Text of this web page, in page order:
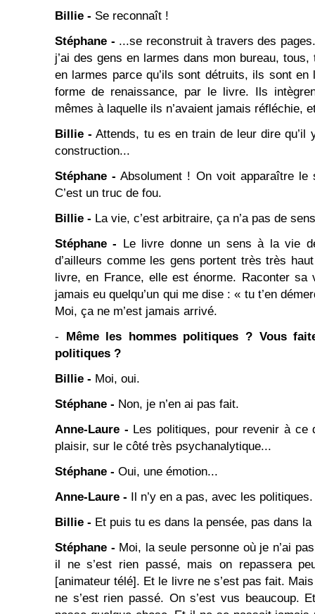
Billie - Se reconnaît !
Stéphane - ...se reconstruit à travers des
j’ai des gens en larmes dans mon bureau,
en larmes parce qu’ils sont détruits, ils sont en
forme de renaissance, par le livre. Ils
mêmes à laquelle ils n’avaient jamais réfléchie,
Billie - Attends, tu es en train de leur dire qu’il
construction...
Stéphane - Absolument ! On voit apparaître
C’est un truc de fou.
Billie - La vie, c’est arbitraire, ça n’a pas de
Stéphane - Le livre donne un sens à la vie
d’ailleurs comme les gens portent très très
livre, en France, elle est énorme. Raconter sa
jamais eu quelqu’un qui me dise : « tu t’en
Moi, ça ne m’est jamais arrivé.
- Même les hommes politiques ? Vous
politiques ?
Billie - Moi, oui.
Stéphane - Non, je n’en ai pas fait.
Anne-Laure - Les politiques, pour revenir à ce
plaisir, sur le côté très psychanalytique...
Stéphane - Oui, une émotion...
Anne-Laure - Il n’y en a pas, avec les
Billie - Et puis tu es dans la pensée, pas dans la
Stéphane - Moi, la seule personne où je n’ai
il ne s’est rien passé, mais on repassera
[animateur télé]. Et le livre ne s’est pas fait.
ne s’est rien passé. On s’est vus beaucoup.